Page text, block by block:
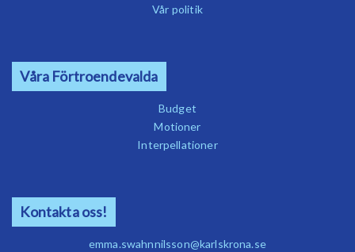
Vår politik
Våra Förtroendevalda
Budget
Motioner
Interpellationer
Kontakta oss!
emma.swahnnilsson@karlskrona.se